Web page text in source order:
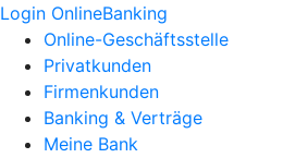
Login OnlineBanking
Online-Geschäftsstelle
Privatkunden
Firmenkunden
Banking & Verträge
Meine Bank